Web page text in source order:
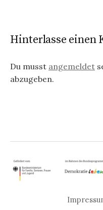
Hinterlasse einen
Du musst angemeldet
abzugeben.